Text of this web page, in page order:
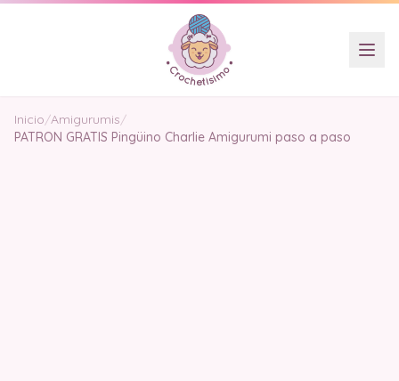
Inicio/Amigurumis/
PATRON GRATIS Pingüino Charlie Amigurumi paso a paso